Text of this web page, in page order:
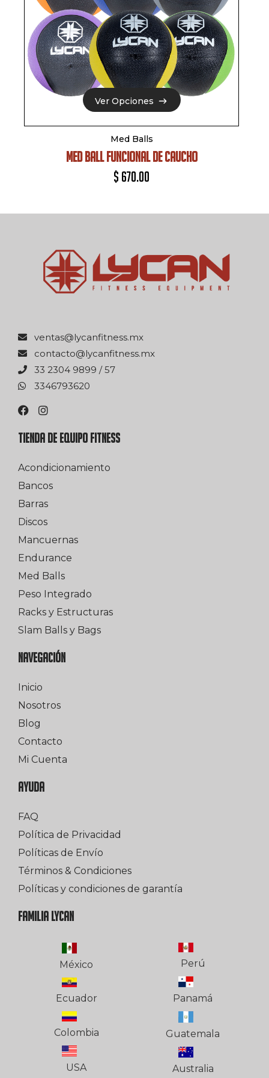
Ver Opciones
Ver Opciones
Med Balls
MED BALL FUNCIONAL DE CAUCHO
$ 670.00
xm.ssentifnacyl@satnev
xm.ssentifnacyl@otcatnoc
75 / 9989 4032 33
0263976433
TIENDA DE EQUIPO FITNESS
Acondicionamiento
Bancos
Barras
Discos
Mancuernas
Endurance
Med Balls
Peso Integrado
Racks y Estructuras
Slam Balls y Bags
NAVEGACIÓN
Inicio
Nosotros
Blog
Contacto
Mi Cuenta
AYUDA
FAQ
Política de Privacidad
Políticas de Envío
Términos & Condiciones
Políticas y condiciones de garantía
FAMILIA LYCAN
México
Ecuador
Colombia
USA
Perú
Panamá
Guatemala
Australia